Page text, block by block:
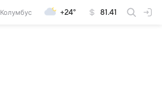
Колумбус +24° 81.41